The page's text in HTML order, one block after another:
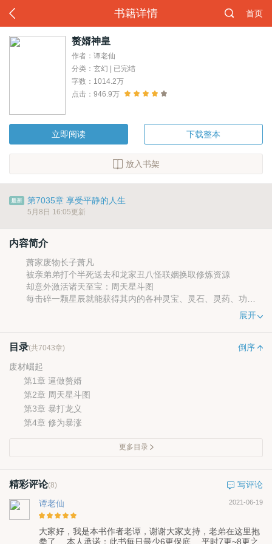
书籍详情 首页
赘婿神皇
作者：谭老仙
分类：玄幻 | 已完结
字数：1014.2万
点击：946.9万
立即阅读 下载整本
放入书架
第7035章 享受平静的人生
5月8日 16:05更新
内容简介
萧家废物长子萧凡
被亲弟弟打个半死送去和龙家丑八怪联姻换取修炼资源
却意外激活诸天至宝：周天星斗图
每击碎一颗星辰就能获得其内的各种灵宝、灵石、灵药、功
废材赘婿逆天称皇
展开
目录(共7043章)
倒序
废材崛起
第1章 逼做赘婿
第2章 周天星斗图
第3章 暴打龙义
第4章 修为暴涨
更多目录
精彩评论(8)
写评论
谭老仙
2021-06-19
大家好，我是本书作者老谭，谢谢大家支持，老弟在这里抱
拳了… 本人承诺：此书每日最少6更保底… 平时7更~8更之